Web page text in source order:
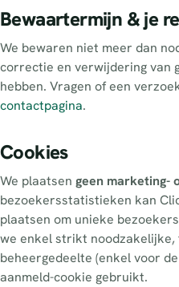
Bewaartermijn & je
We bewaren niet meer dan
correctie en verwijdering van
hebben. Vragen of een
contactpagina.
Cookies
We plaatsen geen marketing-
bezoekersstatistieken kan
plaatsen om unieke
we enkel strikt noodzakelijke,
beheergedeelte (enkel voor
aanmeld-cookie gebruikt.